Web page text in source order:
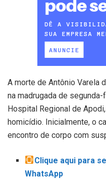
A morte de Antônio Varela
na madrugada de
Hospital Regional de
homicídio. Inicialmente, o
encontro de corpo com
Clique aqui para
WhatsApp